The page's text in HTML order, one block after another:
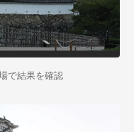
で結果を確認